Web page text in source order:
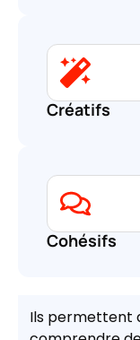
Créatifs
Cohésifs
Ils permettent